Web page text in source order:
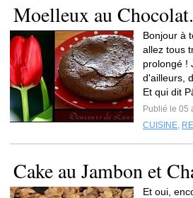
Moelleux au Chocolat.
Bonjour à
allez tous
prolongé !
d'ailleurs,
Et qui dit
Publié le 05
CUISINE,
Cake au Jambon et
Et oui,